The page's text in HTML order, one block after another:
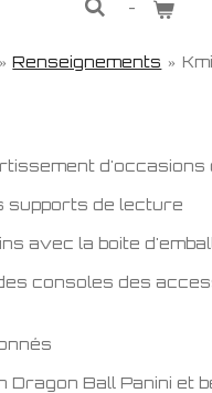
» Renseignements »
supports de lecture
avec la boite
consoles des
Ball Panini et